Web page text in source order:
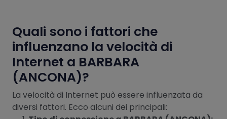
Quali sono i fattori che
influenzano la velocità di
Internet a BARBARA
(ANCONA)?
La velocità di Internet può essere influenzata da
diversi fattori. Ecco alcuni dei principali: